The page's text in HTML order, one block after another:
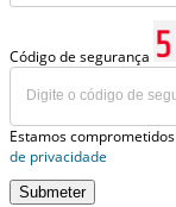
Código de segurança
Estamos
de privacidade
Submeter